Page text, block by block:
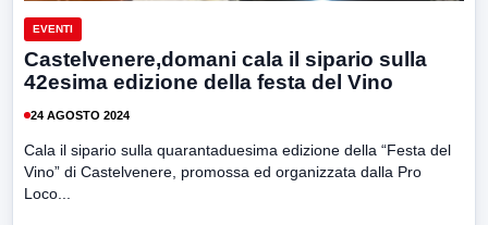
EVENTI
Castelvenere,domani cala il sipario sulla
42esima edizione della festa del Vino
24 AGOSTO 2024
Cala il sipario sulla quarantaduesima edizione della “Festa del
Vino” di Castelvenere, promossa ed organizzata dalla Pro
Loco...